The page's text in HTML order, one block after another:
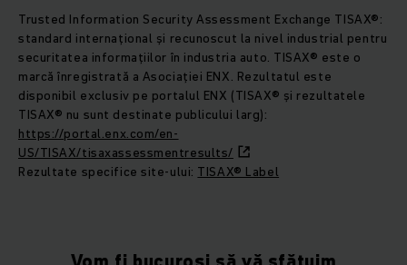
Trusted Information Security Assessment Exchange TISAX®:
standard internațional și recunoscut la nivel industrial pentru
securitatea informațiilor în industria auto. TISAX® este o
marcă înregistrată a Asociației ENX. Rezultatul este
disponibil exclusiv pe portalul ENX (TISAX® și rezultatele
TISAX® nu sunt destinate publicului larg):
https://portal.enx.com/en-
US/TISAX/tisaxassessmentresults/
Rezultate specifice site-ului: TISAX® Label